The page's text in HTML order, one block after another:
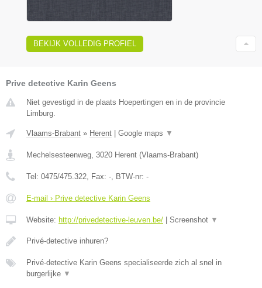
BEKIJK VOLLEDIG PROFIEL
Prive detective Karin Geens
Niet gevestigd in de plaats Hoepertingen en in de provincie
Limburg.
Vlaams-Brabant » Herent | Google maps ▼
Mechelsesteenweg 3020 Herent (Vlaams-Brabant)
Tel: 0475/475.322 , Fax: - , BTW-nr: -
E-mail › Prive detective Karin Geens
Website: http://privedetective-leuven.be/ | Screenshot ▼
Privé-detective inhuren?
Privé-detective Karin Geens specialiseerde zich al snel in
burgerlijke ▼